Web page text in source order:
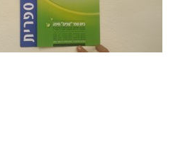
נווה הבלוגים